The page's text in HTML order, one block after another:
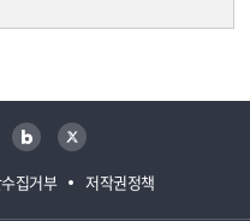
집거부 저작권정책
블로그 트위터